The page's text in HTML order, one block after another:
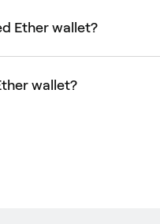
Ether wallet?
wallet?